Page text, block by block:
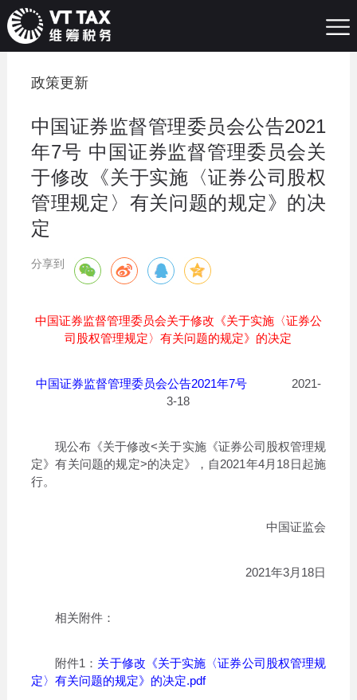
政策更新
中国证券监督管理委员会公告2021
年7号 中国证券监督管理委员会关
于修改《关于实施〈证券公司股权
管理规定〉有关问题的规定》的决
定
分享到
中国证券监督管理委员会关于修改《关于实施〈证券公
司股权管理规定〉有关问题的规定》的决定
中国证券监督管理委员会公告2021年7号
2021-
3-18
现公布《关于修改<关于实施《证券公司股权管理规
定》有关问题的规定>的决定》，自2021年4月18日起施
行。
中国证监会
2021年3月18日
相关附件：
附件1： 关于修改《关于实施〈证券公司股权管理规
定〉有关问题的规定》的决定.pdf